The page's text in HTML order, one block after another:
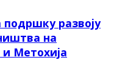
развоју
на
Метохија